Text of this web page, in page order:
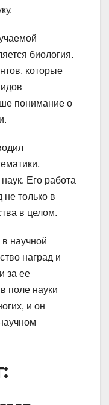
биология.
которые
понимание о
Его работа
не только в
в целом.
научной
наград и
за ее
поле науки
и он